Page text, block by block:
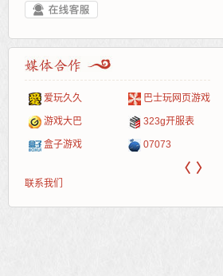
网页游戏 265G 页游网
腾讯游戏 新浪游戏
新浪页游 网易游戏
〈 〉
联系我们